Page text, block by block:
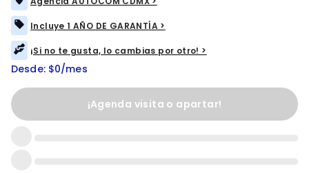
Incluye 1 AÑO DE GARANTÍA >
¡Si no te gusta, lo cambias por otro! >
Desde: $0/mes
¡Agenda visita o apartar!